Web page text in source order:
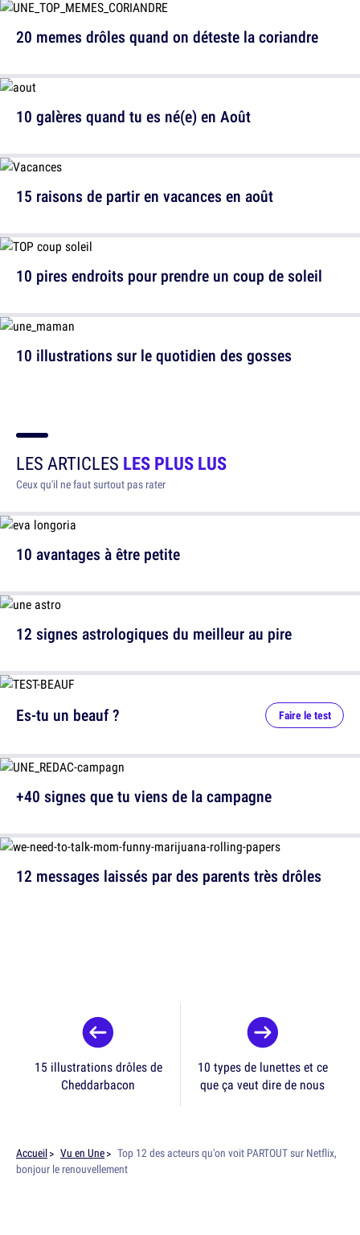
10 galères quand tu es né(e) en Août
10 pires endroits pour prendre un coup de soleil
20 memes drôles quand on déteste la coriandre
15 raisons de partir en vacances en août
10 illustrations sur le quotidien des gosses
LES ARTICLES LES PLUS LUS
Ceux qu'il ne faut surtout pas rater
10 avantages à être petite
12 signes astrologiques du meilleur au pire
12 messages laissés par des parents très drôles
Es-tu un beauf ? Faire le test
+40 signes que tu viens de la campagne
15 illustrations drôles de
Cheddarbacon
10 types de lunettes et ce
que ça veut dire de nous
Accueil Vu en Une
Top 12 des acteurs qu'on voit PARTOUT sur Netflix,
bonjour le renouvellement